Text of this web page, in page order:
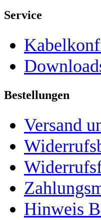
Service
Bestellungen
Versand
Hinweis